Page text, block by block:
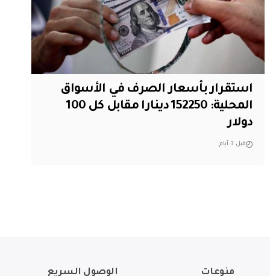
استقرار بأسعار الصرف في الأسواق
المحلية: 152250 دينارا مقابل كل 100
دولار
قبل 3 أيام
منوعات الوصول السريع